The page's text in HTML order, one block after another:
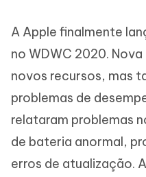
Editor
iAnyGo
A Apple finalmente
no WDWC 2020.
novos recursos, mas
problemas de
relataram problemas
de bateria anormal,
erros de atualização.